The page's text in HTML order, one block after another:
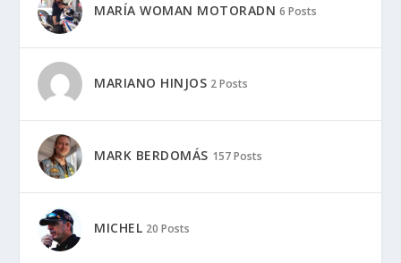
MARÍA WOMAN MOTORADN 6 Posts
MARIANO HINJOS 2 Posts
MARK BERDOMÁS 157 Posts
MICHEL 20 Posts